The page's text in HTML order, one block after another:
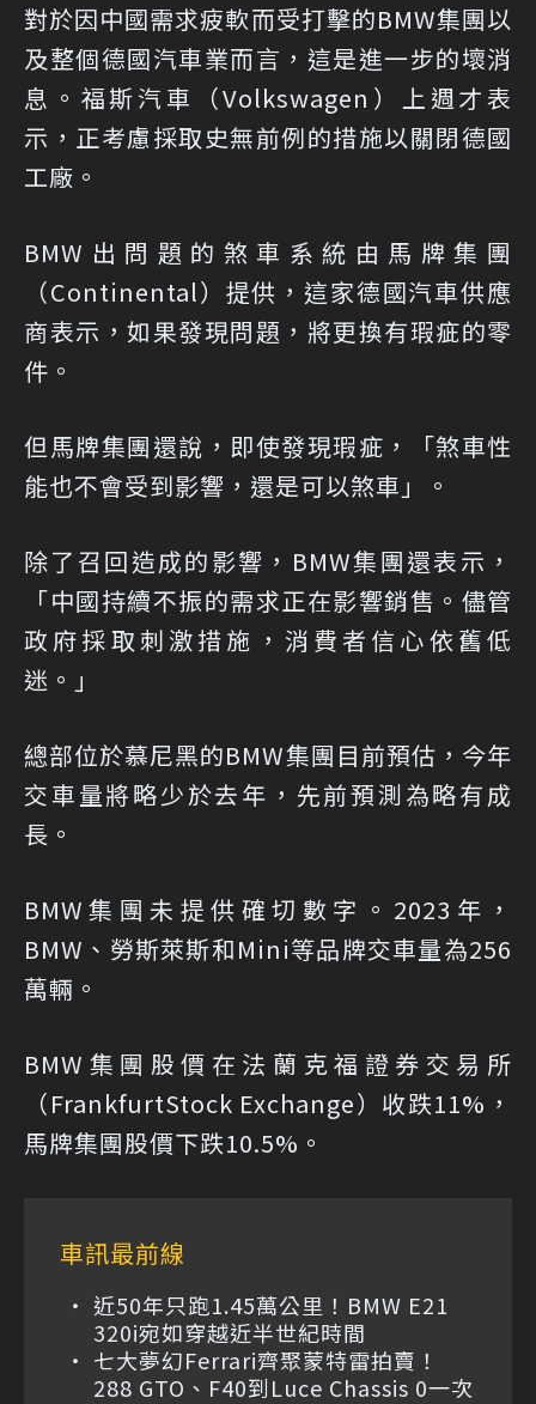
對於因中國需求疲軟而受打擊的BMW集團以
及整個德國汽車業而言，這是進一步的壞消
息。福斯汽車（Volkswagen）上週才表
示，正考慮採取史無前例的措施以關閉德國
工廠。
BMW出問題的煞車系統由馬牌集團
（Continental）提供，這家德國汽車供應
商表示，如果發現問題，將更換有瑕疵的零
件。
但馬牌集團還說，即使發現瑕疵，「煞車性
能也不會受到影響，還是可以煞車」。
除了召回造成的影響，BMW集團還表示，
「中國持續不振的需求正在影響銷售。儘管
政府採取刺激措施，消費者信心依舊低
迷。」
總部位於慕尼黑的BMW集團目前預估，今年
交車量將略少於去年，先前預測為略有成
長。
BMW集團未提供確切數字。2023年，
BMW、勞斯萊斯和Mini等品牌交車量為256
萬輛。
BMW集團股價在法蘭克福證券交易所
（FrankfurtStock Exchange）收跌11%，
馬牌集團股價下跌10.5%。
車訊最前線
近50年只跑1.45萬公里！BMW E21
320i宛如穿越近半世紀時間
七大夢幻Ferrari齊聚蒙特雷拍賣！
288 GTO、F40到Luce Chassis 0一次